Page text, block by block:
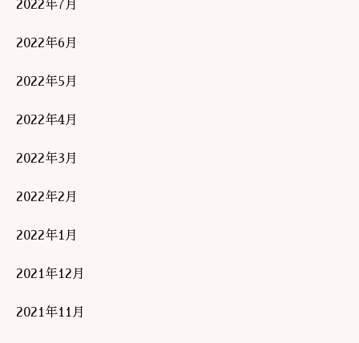
2022年7月
2022年6月
2022年5月
2022年4月
2022年3月
2022年2月
2022年1月
2021年12月
2021年11月